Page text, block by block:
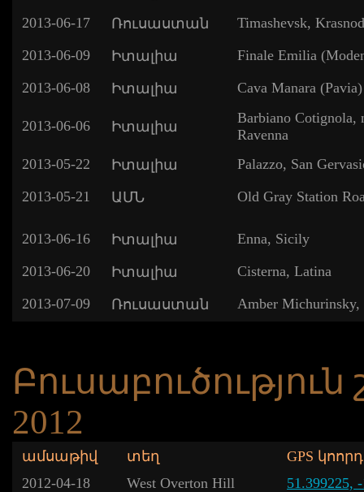
2013-06-17
Ռուսաստան
Timashevsk,
2013-06-09
Իտալիա
Finale Emilia
2013-06-08
Իտալիա Cava Manara (Pavia)
2013-06-06 Իտալիա
Barbiano Cotignola,
Ravenna
2013-05-22
Իտալիա
Palazzo, San
2013-05-21
ԱՄՆ Old Gray Station
2013-06-16 Իտալիա
Enna, Sicily
2013-06-20
Իտալիա
Cisterna, Latina
2013-07-09
Ռուսաստան Amber Michurinsky,
2012
ամսաթիվ տեղ
GPS
2012-04-18
West Overton Hill
51.399225,